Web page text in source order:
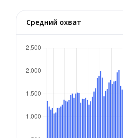
Средний охват